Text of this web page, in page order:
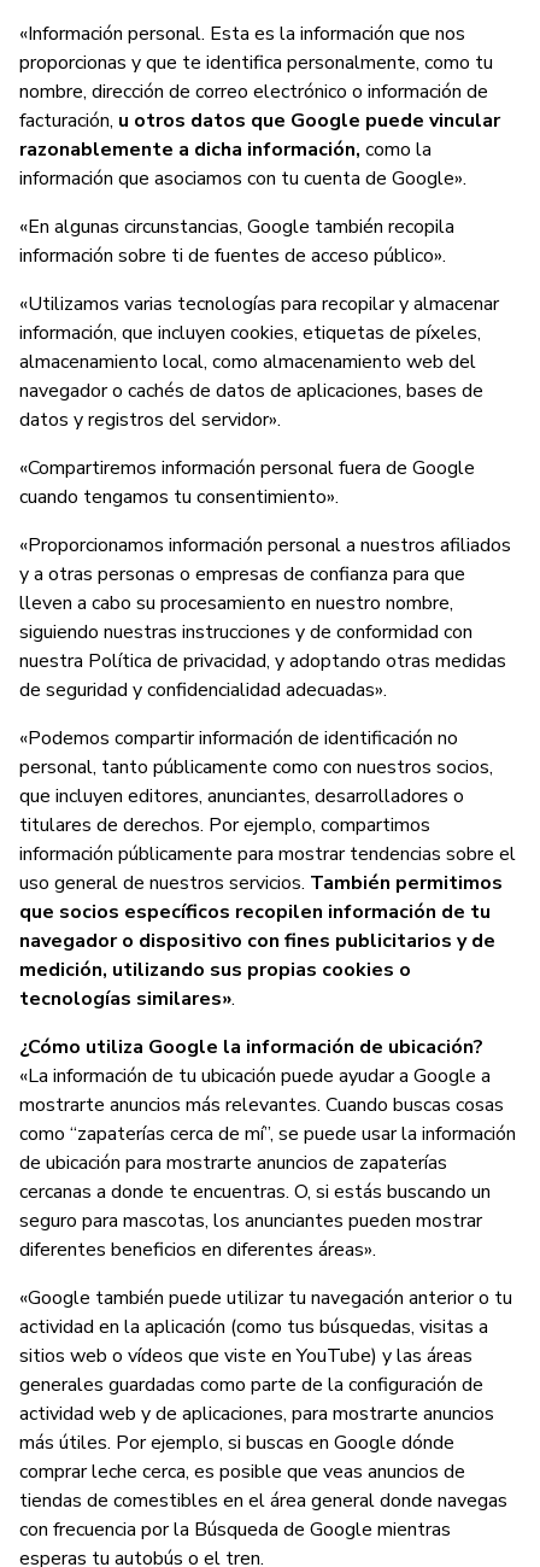
«Información personal. Esta es la información que nos
proporcionas y que te identifica personalmente, como tu
nombre, dirección de correo electrónico o información de
facturación, u otros datos que Google puede vincular
razonablemente a dicha información, como la
información que asociamos con tu cuenta de Google».
«En algunas circunstancias, Google también recopila
información sobre ti de fuentes de acceso público».
«Utilizamos varias tecnologías para recopilar y almacenar
información, que incluyen cookies, etiquetas de píxeles,
almacenamiento local, como almacenamiento web del
navegador o cachés de datos de aplicaciones, bases de
datos y registros del servidor».
«Compartiremos información personal fuera de Google
cuando tengamos tu consentimiento».
«Proporcionamos información personal a nuestros afiliados
y a otras personas o empresas de confianza para que
lleven a cabo su procesamiento en nuestro nombre,
siguiendo nuestras instrucciones y de conformidad con
nuestra Política de privacidad, y adoptando otras medidas
de seguridad y confidencialidad adecuadas».
«Podemos compartir información de identificación no
personal, tanto públicamente como con nuestros socios,
que incluyen editores, anunciantes, desarrolladores o
titulares de derechos. Por ejemplo, compartimos
información públicamente para mostrar tendencias sobre el
uso general de nuestros servicios. También permitimos
que socios específicos recopilen información de tu
navegador o dispositivo con fines publicitarios y de
medición, utilizando sus propias cookies o
tecnologías similares».
¿Cómo utiliza Google la información de ubicación?
«La información de tu ubicación puede ayudar a Google a
mostrarte anuncios más relevantes. Cuando buscas cosas
como “zapaterías cerca de mí”, se puede usar la información
de ubicación para mostrarte anuncios de zapaterías
cercanas a donde te encuentras. O, si estás buscando un
seguro para mascotas, los anunciantes pueden mostrar
diferentes beneficios en diferentes áreas».
«Google también puede utilizar tu navegación anterior o tu
actividad en la aplicación (como tus búsquedas, visitas a
sitios web o vídeos que viste en YouTube) y las áreas
generales guardadas como parte de la configuración de
actividad web y de aplicaciones, para mostrarte anuncios
más útiles. Por ejemplo, si buscas en Google dónde
comprar leche cerca, es posible que veas anuncios de
tiendas de comestibles en el área general donde navegas
con frecuencia por la Búsqueda de Google mientras
esperas tu autobús o el tren.